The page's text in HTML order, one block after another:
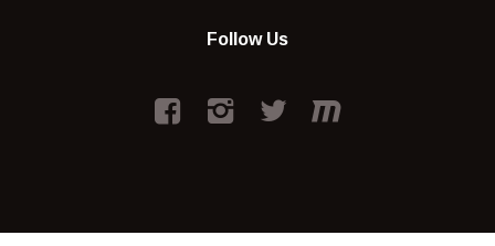
Follow Us